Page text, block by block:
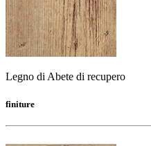
Legno di Abete di recupero
finiture